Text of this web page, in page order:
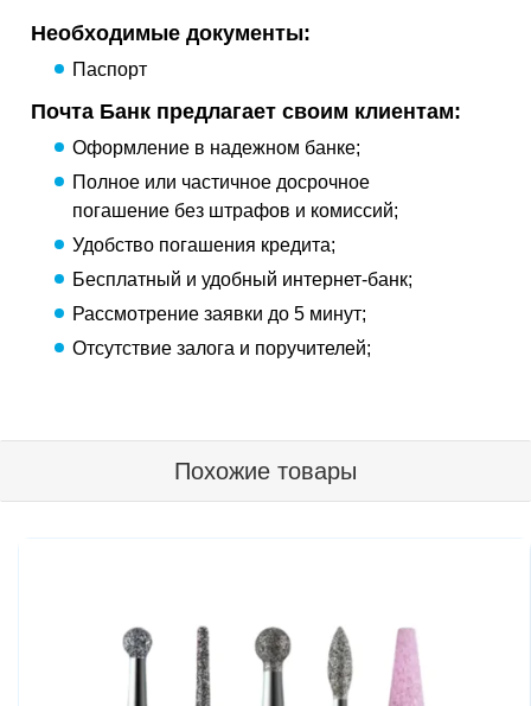
Необходимые документы:
Паспорт
Почта Банк предлагает своим клиентам:
Оформление в надежном банке;
Полное или частичное досрочное
погашение без штрафов и комиссий;
Удобство погашения кредита;
Бесплатный и удобный интернет-банк;
Рассмотрение заявки до 5 минут;
Отсутствие залога и поручителей;
Похожие товары